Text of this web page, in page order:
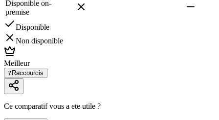
Disponible on-
premise
Disponible
Non disponible
Meilleur
? Raccourcis
Ce comparatif vous a ete utile ?